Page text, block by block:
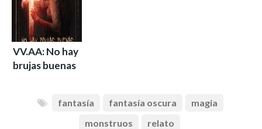
VV.AA: No hay
brujas buenas
fantasía fantasía oscura
magia
monstruos
relato